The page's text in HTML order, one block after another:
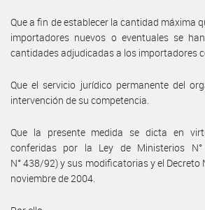
Que a fin de establecer la cantidad máxima
importadores nuevos o eventuales se
cantidades adjudicadas a los importadores
Que el servicio jurídico permanente del
intervención de su competencia.
Que la presente medida se dicta en
conferidas por la Ley de Ministerios N°
N° 438/92) y sus modificatorias y el Decreto
noviembre de 2004.